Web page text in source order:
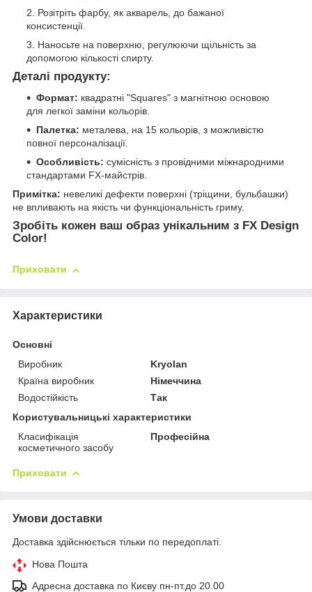
Розітріть фарбу, як акварель, до бажаної
консистенції.
Наносьте на поверхню, регулюючи щільність за
допомогою кількості спирту.
Деталі продукту:
Формат: квадратні "Squares" з магнітною основою
для легкої заміни кольорів.
Палетка: металева, на 15 кольорів, з можливістю
повної персоналізації.
Особливість: сумісність з провідними міжнародними
стандартами FX-майстрів.
Примітка: невеликі дефекти поверхні (тріщини, бульбашки)
не впливають на якість чи функціональність гриму.
Зробіть кожен ваш образ унікальним з FX Design
Color!
Приховати
Характеристики
Основні
Виробник
Kryolan
Країна виробник
Німеччина
Водостійкість
Так
Користувальницькі характеристики
Класифікація
косметичного засобу
Професійна
Приховати
Умови доставки
Доставка здійснюється тільки по передоплаті.
Нова Пошта
Адресна доставка по Києву пн-пт.до 20.00